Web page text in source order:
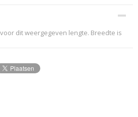
dit weergegeven lengte. Breedte is